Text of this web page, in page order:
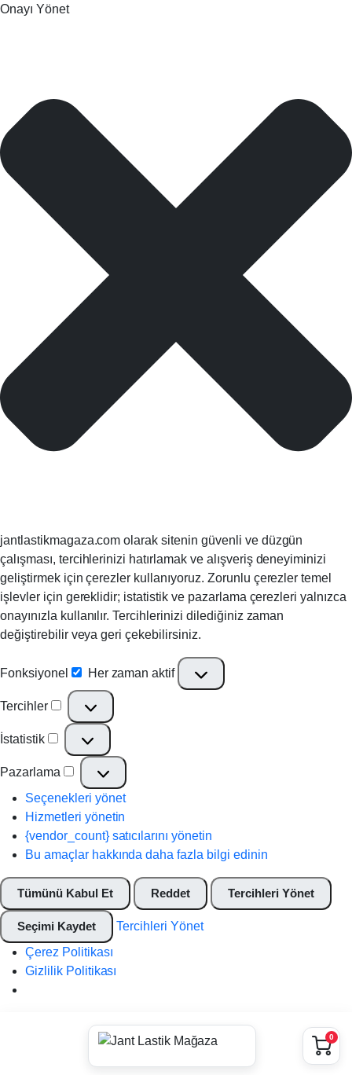
Onayı Yönet
jantlastikmagaza.com olarak sitenin güvenli ve düzgün
çalışması, tercihlerinizi hatırlamak ve alışveriş deneyiminizi
geliştirmek için çerezler kullanıyoruz. Zorunlu çerezler temel
işlevler için gereklidir; istatistik ve pazarlama çerezleri yalnızca
onayınızla kullanılır. Tercihlerinizi dilediğiniz zaman
değiştirebilir veya geri çekebilirsiniz.
Fonksiyonel Fonksiyonel
Her zaman aktif
Tercihler Tercihler
İstatistik İstatistik
Pazarlama Pazarlama
Seçenekleri yönet
Hizmetleri yönetin
{vendor_count} satıcılarını yönetin
Bu amaçlar hakkında daha fazla bilgi edinin
Tümünü Kabul Et Reddet Tercihleri Yönet
Seçimi Kaydet
Tercihleri Yönet
Çerez Politikası
Gizlilik Politikası
0